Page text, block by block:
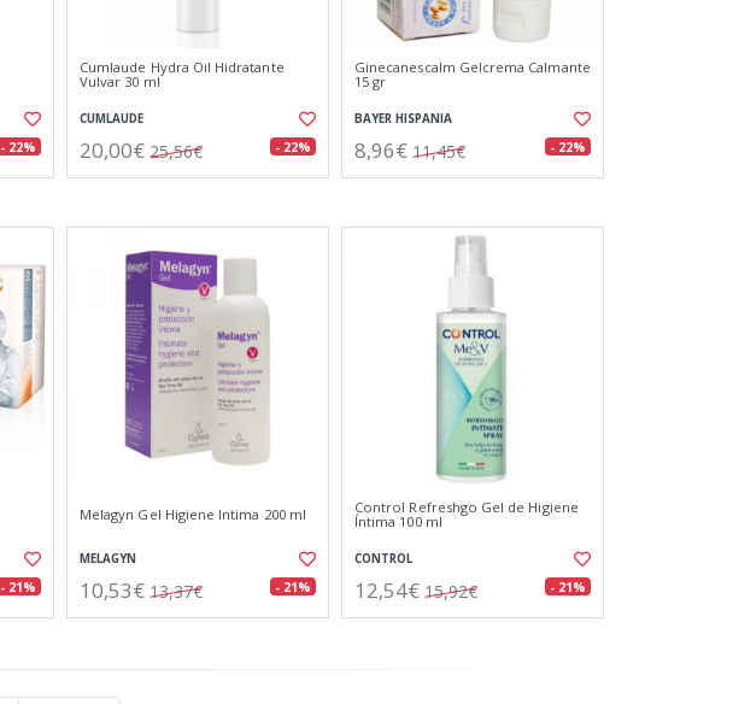
- 22%
Cumlaude Hydra Oil Hidratante
Vulvar 30 ml
CUMLAUDE
20,00€ 25,56€ - 22%
Ginecanescalm Gelcrema Calmante
15 gr
BAYER HISPANIA
8,96€ 11,45€ - 22%
- 21%
Melagyn Gel Higiene Intima 200 ml
MELAGYN
10,53€ 13,37€ - 21%
Control Refreshgo Gel de Higiene
Íntima 100 ml
CONTROL
12,54€ 15,92€ - 21%